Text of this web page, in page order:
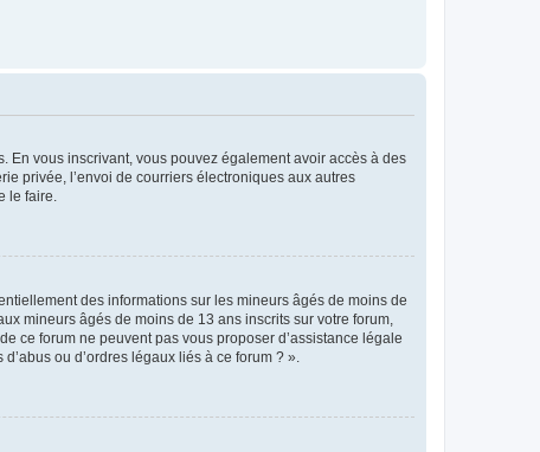
En vous inscrivant, vous pouvez également avoir accès à des
privée, l’envoi de courriers électroniques aux autres
le faire.
des informations sur les mineurs âgés de moins de
mineurs âgés de moins de 13 ans inscrits sur votre forum,
ce forum ne peuvent pas vous proposer d’assistance légale
ou d’ordres légaux liés à ce forum ? ».